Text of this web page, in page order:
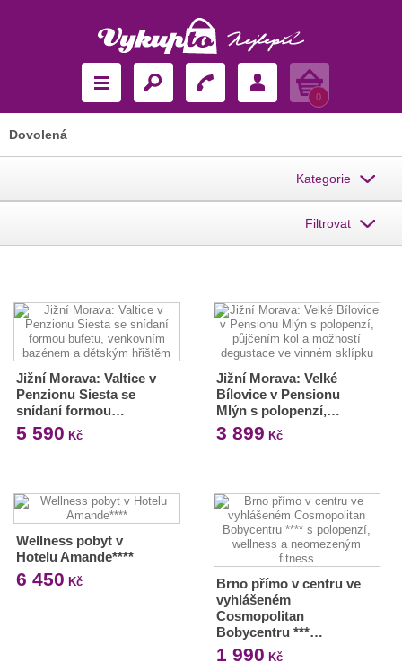
Košík
0
Dovolená
Kategorie
Filtrovat
Jižní Morava: Valtice v
Penzionu Siesta se
snídaní formou…
5 590 Kč
Jižní Morava: Velké
Bílovice v Pensionu
Mlýn s polopenzí,…
3 899 Kč
Wellness pobyt v
Hotelu Amande****
6 450 Kč
Brno přímo v centru ve
vyhlášeném
Cosmopolitan
Bobycentru ***…
1 990 Kč